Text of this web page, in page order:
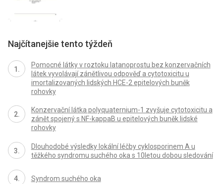
Najčítanejšie tento týždeň
Pomocné látky v roztoku latanoprostu bez konzervačních
látek vyvolávají zánětlivou odpověď a cytotoxicitu u
imortalizovaných lidských HCE-2 epitelových buněk
rohovky
Konzervační látka polyquaternium-1 zvyšuje cytotoxicitu a
zánět spojený s NF-kappaB u epitelových buněk lidské
rohovky
Dlouhodobé výsledky lokální léčby cyklosporinem A u
těžkého syndromu suchého oka s 10letou dobou sledování
Syndrom suchého oka